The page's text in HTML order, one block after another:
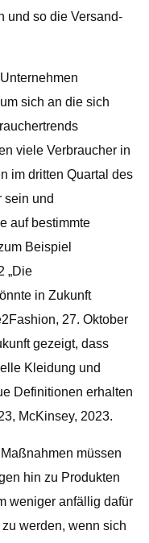
und so die Versand-
sich an die sich
viele Verbraucher in
im dritten Quartal des
sein und
auf bestimmte
Beispiel
„Die
in Zukunft
27. Oktober
gezeigt, dass
Kleidung und
Definitionen erhalten
McKinsey, 2023.
müssen
hin zu Produkten
weniger anfällig dafür
werden, wenn sich